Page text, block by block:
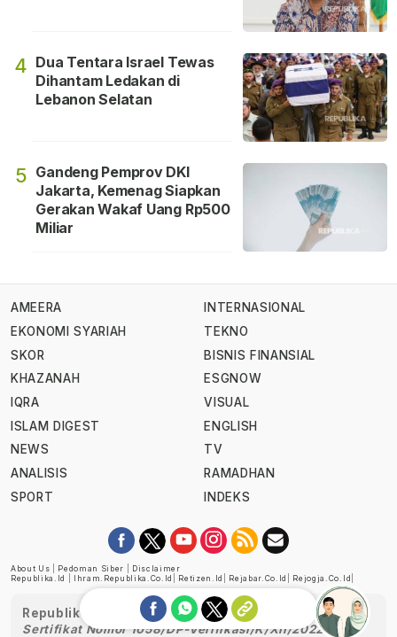
4 Dua Tentara Israel Tewas
Dihantam Ledakan di
Lebanon Selatan
5 Gandeng Pemprov DKI
Jakarta, Kemenag Siapkan
Gerakan Wakaf Uang Rp500
Miliar
AMEERA
EKONOMI SYARIAH
SKOR
KHAZANAH
IQRA
ISLAM DIGEST
NEWS
ANALISIS
SPORT
INTERNASIONAL
TEKNO
BISNIS FINANSIAL
ESGNOW
VISUAL
ENGLISH
TV
RAMADHAN
INDEKS
About Us Pedoman Siber
Disclaimer
Republika.id
Ihram.republika.co.id Retizen.id Rejabar.co.id Rejogja.co.id
Republika telah diverifikasi oleh Dewan Pers
Sertifikat Nomor 1058/DP-Verifikasi/K/XII/2022